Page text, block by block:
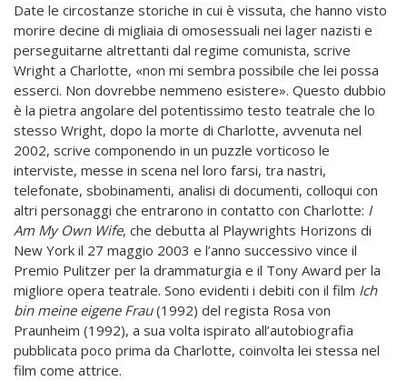
Date le circostanze storiche in cui è vissuta, che hanno visto
morire decine di migliaia di omosessuali nei lager nazisti e
perseguitarne altrettanti dal regime comunista, scrive
Wright a Charlotte, «non mi sembra possibile che lei possa
esserci. Non dovrebbe nemmeno esistere». Questo dubbio
è la pietra angolare del potentissimo testo teatrale che lo
stesso Wright, dopo la morte di Charlotte, avvenuta nel
2002, scrive componendo in un puzzle vorticoso le
interviste, messe in scena nel loro farsi, tra nastri,
telefonate, sbobinamenti, analisi di documenti, colloqui con
altri personaggi che entrarono in contatto con Charlotte: I
Am My Own Wife, che debutta al Playwrights Horizons di
New York il 27 maggio 2003 e l’anno successivo vince il
Premio Pulitzer per la drammaturgia e il Tony Award per la
migliore opera teatrale. Sono evidenti i debiti con il film Ich
bin meine eigene Frau(1992) del regista Rosa von
Praunheim (1992), a sua volta ispirato all’autobiografia
pubblicata poco prima da Charlotte, coinvolta lei stessa nel
film come attrice.